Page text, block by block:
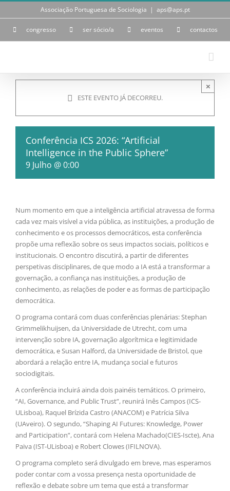
Skip
Associação Portuguesa de Sociologia | aps@aps.pt
congresso ser sócio/a eventos contactos
ESTE EVENTO JÁ DECORREU.
×
Conferência ICS 2026: “Artificial
Intelligence in the Public Sphere”
9 Julho @ 0:00
Num momento em que a inteligência artificial atravessa de forma
cada vez mais visível a vida pública, as instituições, a produção de
conhecimento e os processos democráticos, esta conferência
propõe uma reflexão sobre os seus impactos sociais, políticos e
institucionais. O encontro discutirá, a partir de diferentes
perspetivas disciplinares, de que modo a IA está a transformar a
governação, a confiança nas instituições, a produção de
conhecimento, as relações de poder e as formas de participação
democrática.
O programa contará com duas conferências plenárias: Stephan
Grimmelikhuijsen, da Universidade de Utrecht, com uma
intervenção sobre IA, governação algorítmica e legitimidade
democrática, e Susan Halford, da Universidade de Bristol, que
abordará a relação entre IA, mudança social e futuros
sociodigitais.
A conferência incluirá ainda dois painéis temáticos. O primeiro,
“AI, Governance, and Public Trust”, reunirá Inês Campos (ICS-
ULisboa), Raquel Brízida Castro (ANACOM) e Patrícia Silva
(UAveiro). O segundo, “Shaping AI Futures: Knowledge, Power
and Participation”, contará com Helena Machado(CIES-Iscte), Ana
Paiva (IST-ULisboa) e Robert Clowes (IFILNOVA).
O programa completo será divulgado em breve, mas esperamos
poder contar com a vossa presença nesta oportunidade de
reflexão e debate sobre um tema que está a transformar